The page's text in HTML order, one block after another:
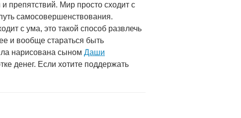
препятствий. Мир просто сходит с
самосовершенствования.
с ума, это такой способ развлечь
и вообще стараться быть
нарисована сыном Даши
денег. Если хотите поддержать